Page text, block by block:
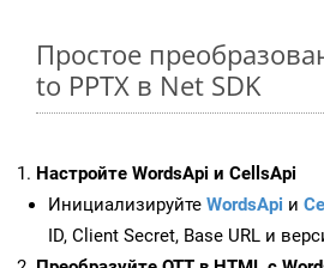
Простое
to PPTX в Net SDK
Настройте WordsApi и CellsApi
Инициализируйте WordsApi и
ID, Client Secret, Base URL и